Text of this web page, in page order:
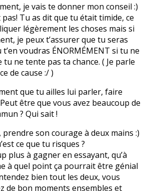
je vais te donner mon conseil :)
Tu as dit que tu était timide, ce
légèrement les choses mais si
je peux t’assurer que tu seras
voudras ÉNORMÉMENT si tu ne
ne tente pas ta chance. ( Je parle
de cause :/ )
que tu ailles lui parler, faire
être que vous avez beaucoup de
? Qui sait !
son courage à deux mains :)
ce que tu risques ?
plus à gagner en essayant, qu’à
à quel point ça pourrait être génial
bien tout les deux, vous
de bon moments ensembles et